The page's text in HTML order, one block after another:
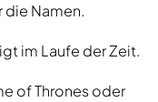
die Namen.
im Laufe der Zeit.
of Thrones oder